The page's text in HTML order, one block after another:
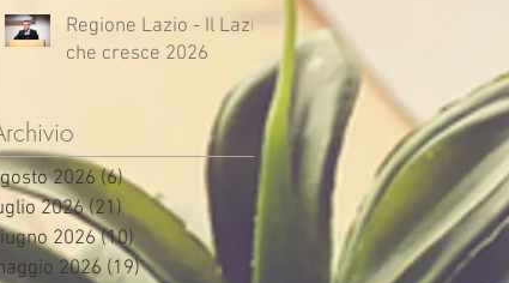
Regione Lazio - Il Lazio
che cresce 2026
2026 (6)6 post
2026 (21)21 post
2026(10)10 post
2026 (19)19 post